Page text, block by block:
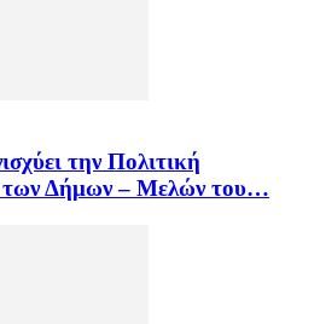
την Πολιτική
των Δήμων – Μελών του…